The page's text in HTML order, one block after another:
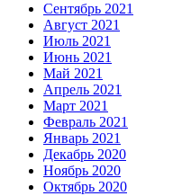
Сентябрь 2021
Август 2021
Июль 2021
Июнь 2021
Май 2021
Апрель 2021
Март 2021
Февраль 2021
Январь 2021
Декабрь 2020
Ноябрь 2020
Октябрь 2020